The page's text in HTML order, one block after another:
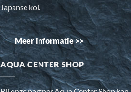
Japanse koi.
Meer informatie >>
AQUA CENTER SHOP